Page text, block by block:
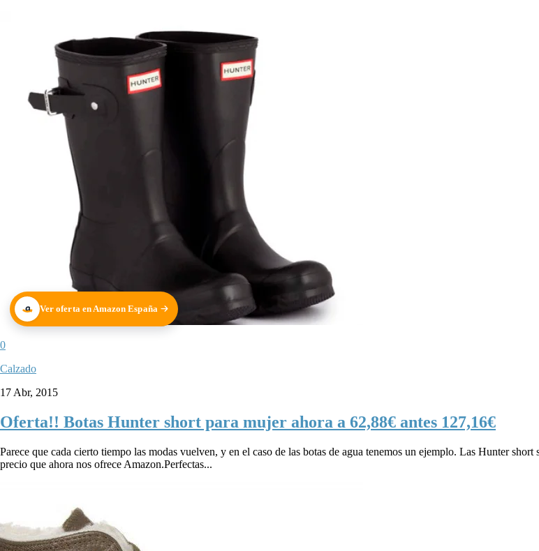
Ver oferta en Amazon España
0
Calzado
17 Abr, 2015
Oferta!! Botas Hunter short para mujer ahora a 62,88€ antes 127,16€
Parece que cada cierto tiempo las modas vuelven, y en el caso de las botas de agua tenemos un ejemplo. Las Hunter
precio que ahora nos ofrece Amazon.Perfectas...